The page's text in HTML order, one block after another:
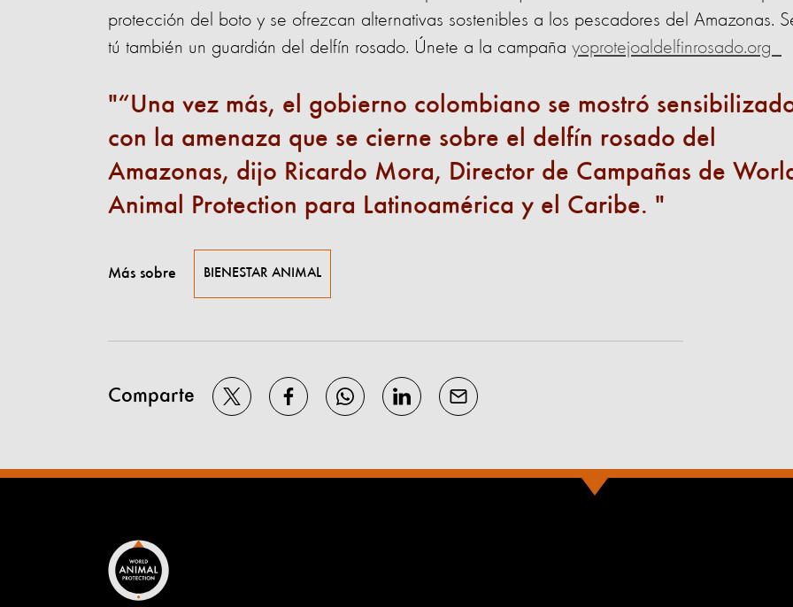
protección del boto y se ofrezcan alternativas sostenibles a los pescadores del Amazonas.
tú también un guardián del delfín rosado. Únete a la campaña yoprotejoaldelfinrosado.org
“Una vez más, el gobierno colombiano se mostró
con la amenaza que se cierne sobre el delfín rosado del
Amazonas, dijo Ricardo Mora, Director de Campañas de
Animal Protection para Latinoamérica y el Caribe.
Más sobre BIENESTAR ANIMAL
Comparte